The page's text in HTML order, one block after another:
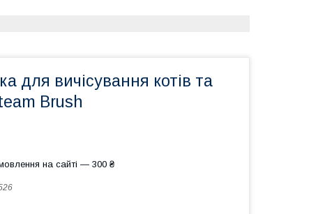
для вичісування котів та
Brush
на сайті — 300 ₴